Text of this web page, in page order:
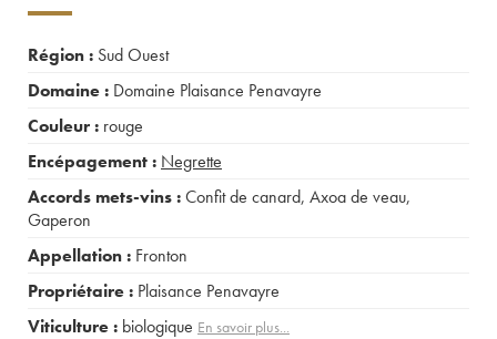
Région : Sud Ouest
Domaine : Domaine Plaisance Penavayre
Couleur : rouge
Encépagement : Negrette
Accords mets-vins :Confit de canard, Axoa de veau,
Gaperon
Appellation : Fronton
Propriétaire : Plaisance Penavayre
Viticulture : biologique En savoir plus...